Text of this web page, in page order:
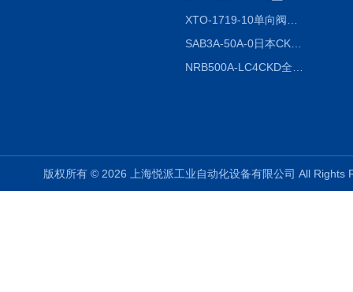
SAB3A-50A-0日本CKD全国授权代理
版权所有 © 2026 上海悦派工业自动化设备有限公司 All